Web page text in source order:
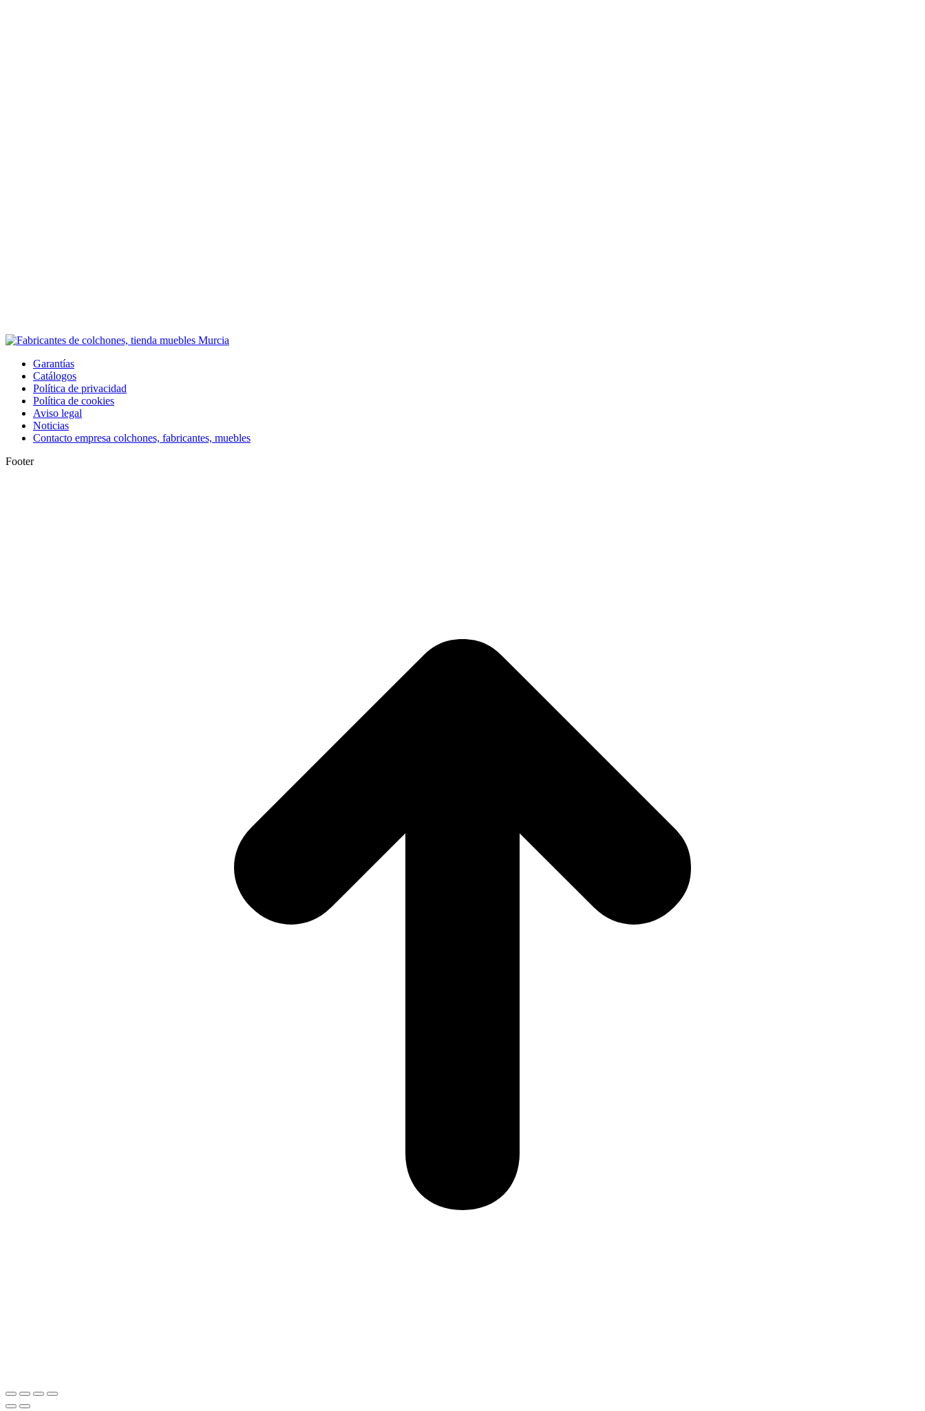
Garantías
Catálogos
Política de privacidad
Política de cookies
Aviso legal
Noticias
Contacto empresa colchones, fabricantes, muebles
Footer